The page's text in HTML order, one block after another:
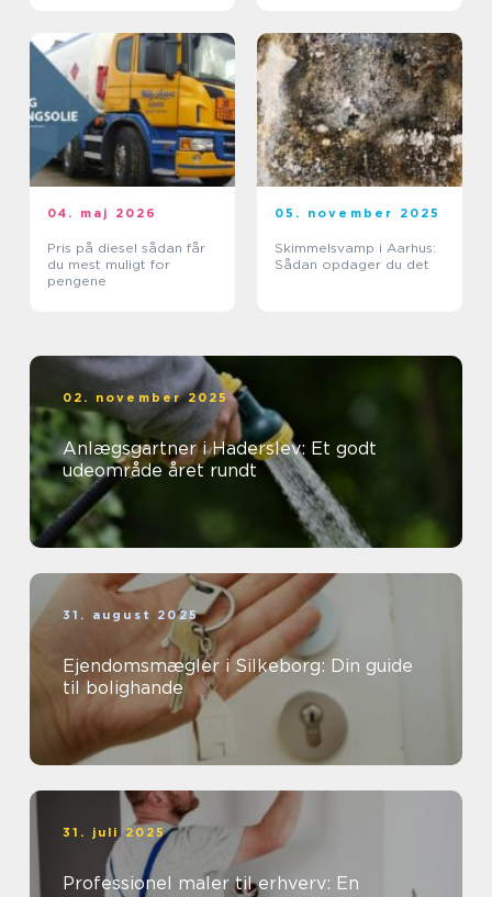
04. maj 2026
Pris på diesel sådan får
du mest muligt for
pengene
05. november 2025
Skimmelsvamp i Aarhus:
Sådan opdager du det
02. november 2025
Anlægsgartner i Haderslev: Et godt
udeområde året rundt
31. august 2025
Ejendomsmægler i Silkeborg: Din guide
til bolighande
31. juli 2025
Professionel maler til erhverv: En